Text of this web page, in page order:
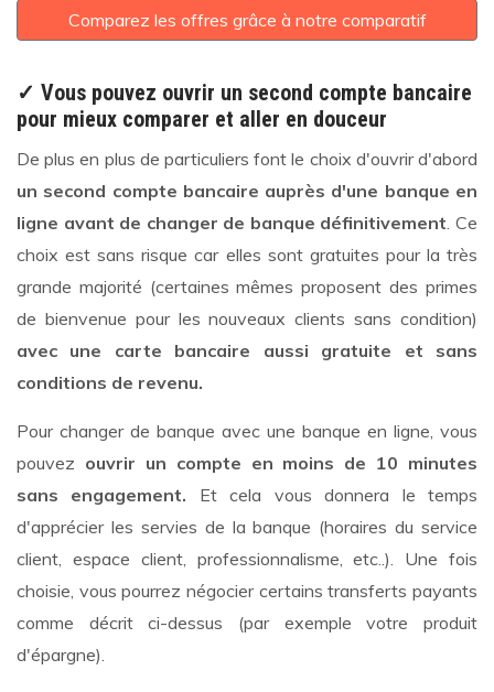
Comparez les offres grâce à notre comparatif
✓ Vous pouvez ouvrir un second compte bancaire
pour mieux comparer et aller en douceur
De plus en plus de particuliers font le choix d'ouvrir d'abord
un second compte bancaire auprès d'une banque en
ligne avant de changer de banque définitivement. Ce
choix est sans risque car elles sont gratuites pour la très
grande majorité (certaines mêmes proposent des primes
de bienvenue pour les nouveaux clients sans condition)
avec une carte bancaire aussi gratuite et sans
conditions de revenu.
Pour changer de banque avec une banque en ligne, vous
pouvez ouvrir un compte en moins de 10 minutes
sans engagement. Et cela vous donnera le temps
d'apprécier les servies de la banque (horaires du service
client, espace client, professionnalisme, etc..). Une fois
choisie, vous pourrez négocier certains transferts payants
comme décrit ci-dessus (par exemple votre produit
d'épargne).